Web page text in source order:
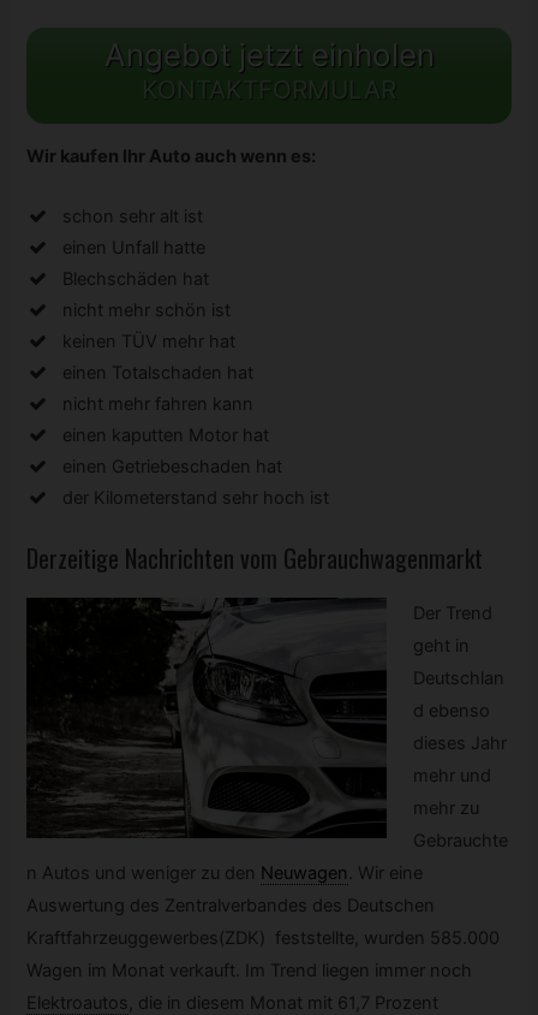
Angebot jetzt einholen
KONTAKTFORMULAR
Wir kaufen Ihr Auto auch wenn es:
schon sehr alt ist
einen Unfall hatte
Blechschäden hat
nicht mehr schön ist
keinen TÜV mehr hat
einen Totalschaden hat
nicht mehr fahren kann
einen kaputten Motor hat
einen Getriebeschaden hat
der Kilometerstand sehr hoch ist
Derzeitige Nachrichten vom Gebrauchwagenmarkt
Der Trend
geht in
Deutschlan
d ebenso
dieses Jahr
mehr und
mehr zu
Gebrauchte
n Autos und weniger zu den Neuwagen. Wir eine
Auswertung des Zentralverbandes des Deutschen
Kraftfahrzeuggewerbes(ZDK) feststellte, wurden 585.000
Wagen im Monat verkauft. Im Trend liegen immer noch
Elektroautos, die in diesem Monat mit 61,7 Prozent